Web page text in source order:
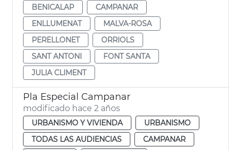
BENICALAP
CAMPANAR
ENLLUMENAT
MALVA-ROSA
PERELLONET
ORRIOLS
SANT ANTONI
FONT SANTA
JULIA CLIMENT
Pla Especial Campanar
modificado hace 2 años
URBANISMO Y VIVIENDA
URBANISMO
TODAS LAS AUDIENCIAS
CAMPANAR